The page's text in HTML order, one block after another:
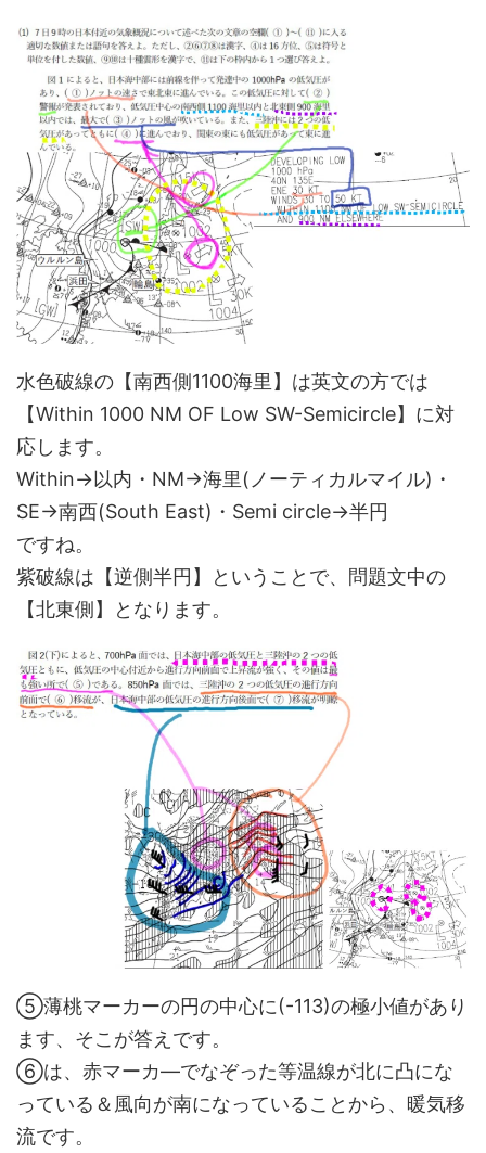
水色破線の【南西側1100海里】は英文の方では
【Within 1000 NM OF Low SW-Semicircle】に対
応します。
Within→以内・NM→海里(ノーティカルマイル)・
SE→南西(South East)・Semi circle→半円
ですね。
紫破線は【逆側半円】ということで、問題文中の
【北東側】となります。
⑤薄桃マーカーの円の中心に(-113)の極小値があり
ます、そこが答えです。
⑥は、赤マーカ―でなぞった等温線が北に凸にな
っている＆風向が南になっていることから、暖気移
流です。